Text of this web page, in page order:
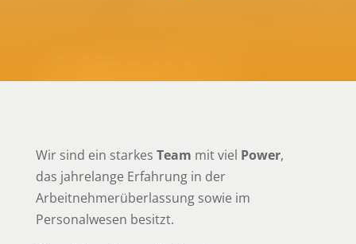
Wir sind ein starkes Team mit viel Power,
das jahrelange Erfahrung in der
Arbeitnehmerüberlassung sowie im
Personalwesen besitzt.